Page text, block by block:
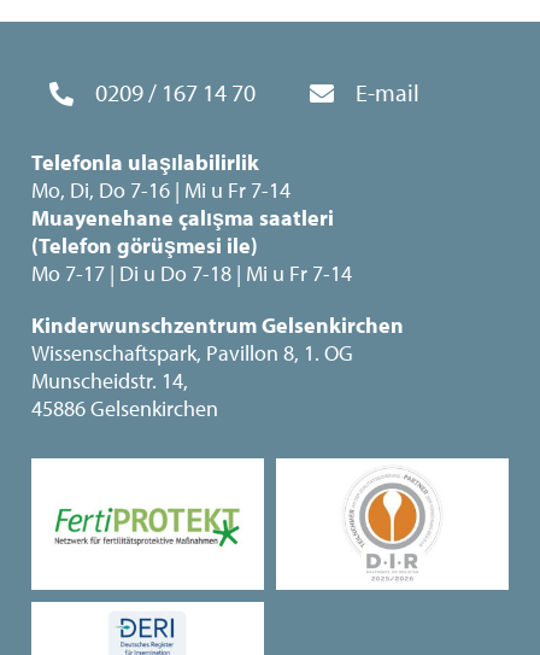
0209 / 167 14 70 E-mail
Telefonla ulaşılabilirlik
Mo, Di, Do 7-16 | Mi u Fr 7-14
Muayenehane çalışma saatleri
(Telefon görüşmesi ile)
Mo 7-17 | Di u Do 7-18 | Mi u Fr 7-14
Kinderwunschzentrum Gelsenkirchen
Wissenschaftspark, Pavillon 8, 1. OG
Munscheidstr. 14,
45886 Gelsenkirchen